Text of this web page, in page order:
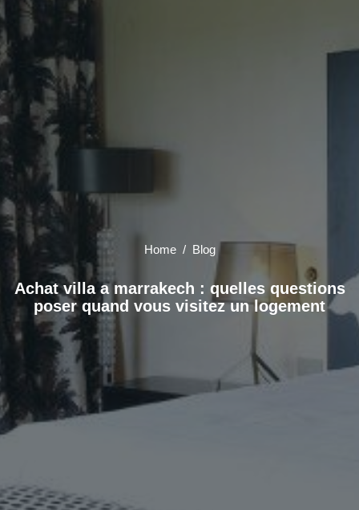
Home/ Blog
Achat villa a marrakech : quelles questions
poser quand vous visitez un logement